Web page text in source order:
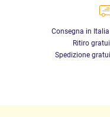
Consegna in
Ritiro
Spedizione